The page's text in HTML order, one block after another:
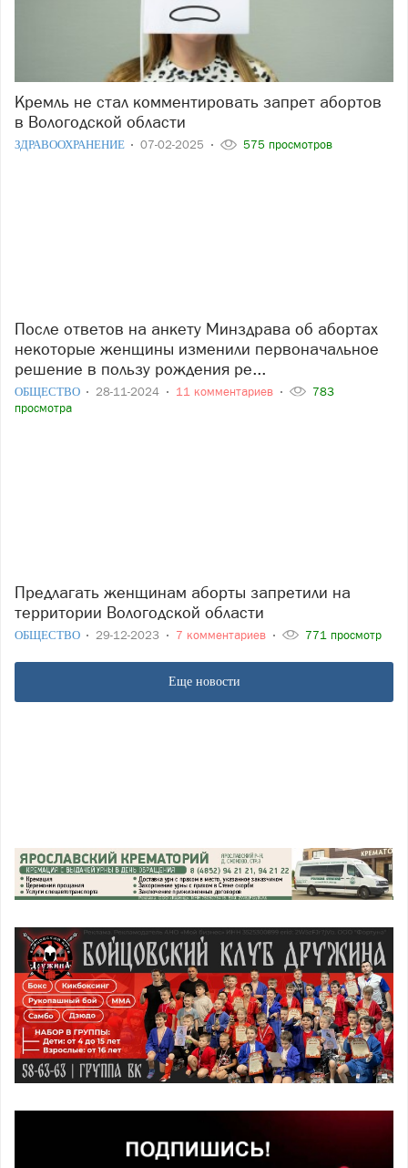
Кремль не стал комментировать запрет абортов
в Вологодской области
ЗДРАВООХРАНЕНИЕ 07-02-2025 575 просмотров
После ответов на анкету Минздрава об абортах
некоторые женщины изменили первоначальное
решение в пользу рождения ре...
ОБЩЕСТВО 28-11-2024 11 комментариев
783
просмотра
Предлагать женщинам аборты запретили на
территории Вологодской области
ОБЩЕСТВО 29-12-2023 7 комментариев 771 просмотр
Еще новости